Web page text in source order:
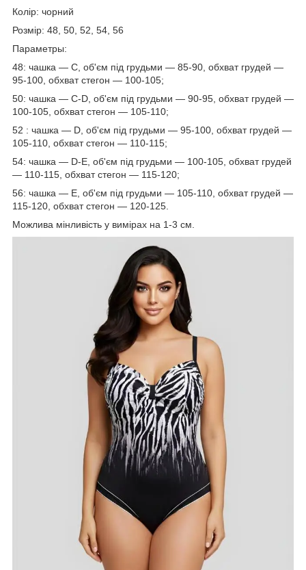
Колір: чорний
Розмір: 48, 50, 52, 54, 56
Параметры:
48: чашка — С, об'єм під грудьми — 85-90, обхват грудей —
95-100, обхват стегон — 100-105;
50: чашка — C-D, об'єм під грудьми — 90-95, обхват грудей —
100-105, обхват стегон — 105-110;
52 : чашка — D, об'єм під грудьми — 95-100, обхват грудей —
105-110, обхват стегон — 110-115;
54: чашка — D-E, об'єм під грудьми — 100-105, обхват грудей
— 110-115, обхват стегон — 115-120;
56: чашка — E, об'єм під грудьми — 105-110, обхват грудей —
115-120, обхват стегон — 120-125.
Можлива мінливість у вимірах на 1-3 см.